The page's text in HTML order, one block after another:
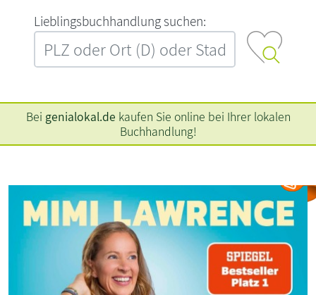
L‍i‍e‍b‍l‍i‍n‍g‍s‍b‍u‍c‍h‍h‍a‍n‍d‍l‍u‍n‍g‍ ‍s‍u‍c‍h‍e‍n‍:‍
Bei genialokal.de kaufen Sie online bei Ihrer lokalen
Buchhandlung!